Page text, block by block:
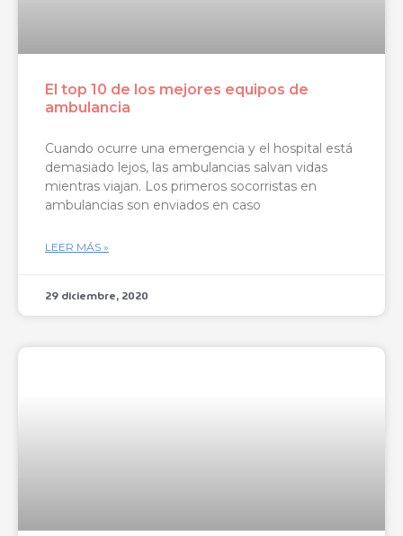
El top 10 de los mejores equipos de
ambulancia
Cuando ocurre una emergencia y el hospital está
demasiado lejos, las ambulancias salvan vidas
mientras viajan. Los primeros socorristas en
ambulancias son enviados en caso
LEER MÁS »
29 diciembre, 2020